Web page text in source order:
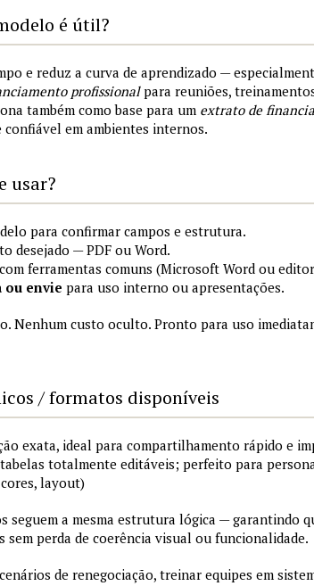
é útil?
e reduz a curva de aprendizado —
profissionalpara reuniões,
também como base para um extrato de
em ambientes internos.
usar?
para confirmar campos e estrutura.
desejado — PDF ou Word.
ferramentas comuns (Microsoft Word ou
ou envie para uso interno ou apresentações.
Nenhum custo oculto. Pronto para uso
/ formatos disponíveis
exata, ideal para compartilhamento rápido e
totalmente editáveis; perfeito para
layout)
seguem a mesma estrutura lógica — garantindo
perda de coerência visual ou funcionalidade.
de renegociação, treinar equipes em